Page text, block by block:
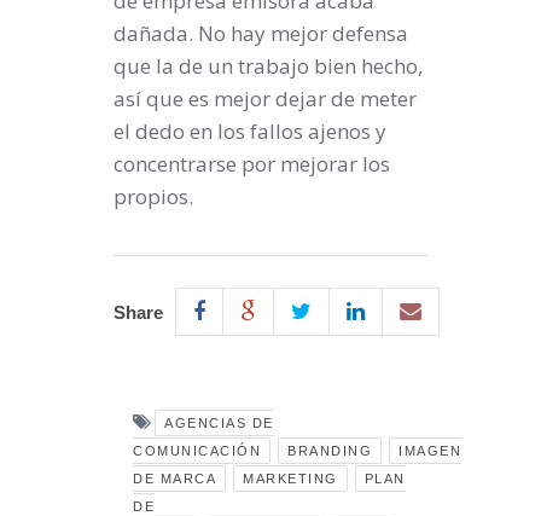
dañada. No hay mejor defensa
que la de un trabajo bien hecho,
así que es mejor dejar de meter
el dedo en los fallos ajenos y
concentrarse por mejorar los
propios.
Share
AGENCIAS DE
COMUNICACIÓN
BRANDING
IMAGEN
DE MARCA
MARKETING
PLAN
DE